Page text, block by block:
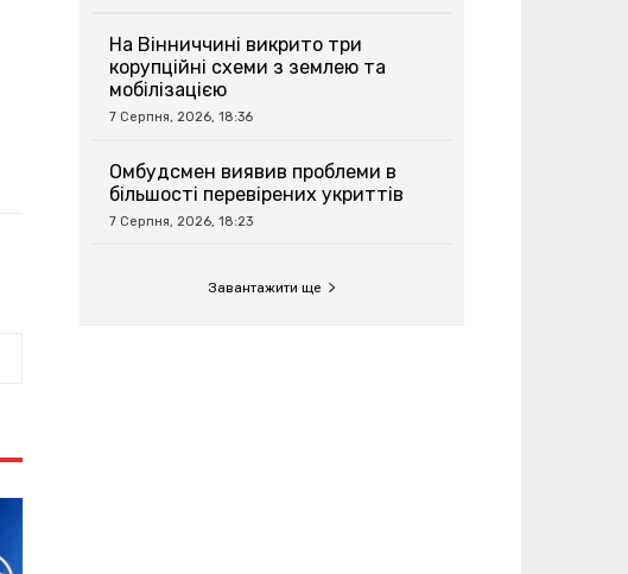
На Вінниччині викрито три
корупційні схеми з землею та
мобілізацією
7 Серпня, 2026, 18:36
Омбудсмен виявив проблеми в
більшості перевірених укриттів
7 Серпня, 2026, 18:23
Завантажити ще